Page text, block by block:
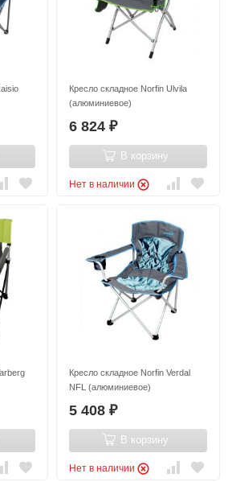
Кресло складное Norfin Ulvila
(алюминиевое)
6 824 ₽
В корзину
Нет в наличии
Кресло складное Norfin Verdal
NFL (алюминиевое)
5 408 ₽
В корзину
Нет в наличии